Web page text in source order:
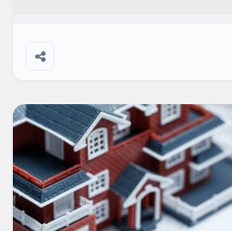
APARTAMENTO EN ARRIENDO Y
CASTELLANA |9515